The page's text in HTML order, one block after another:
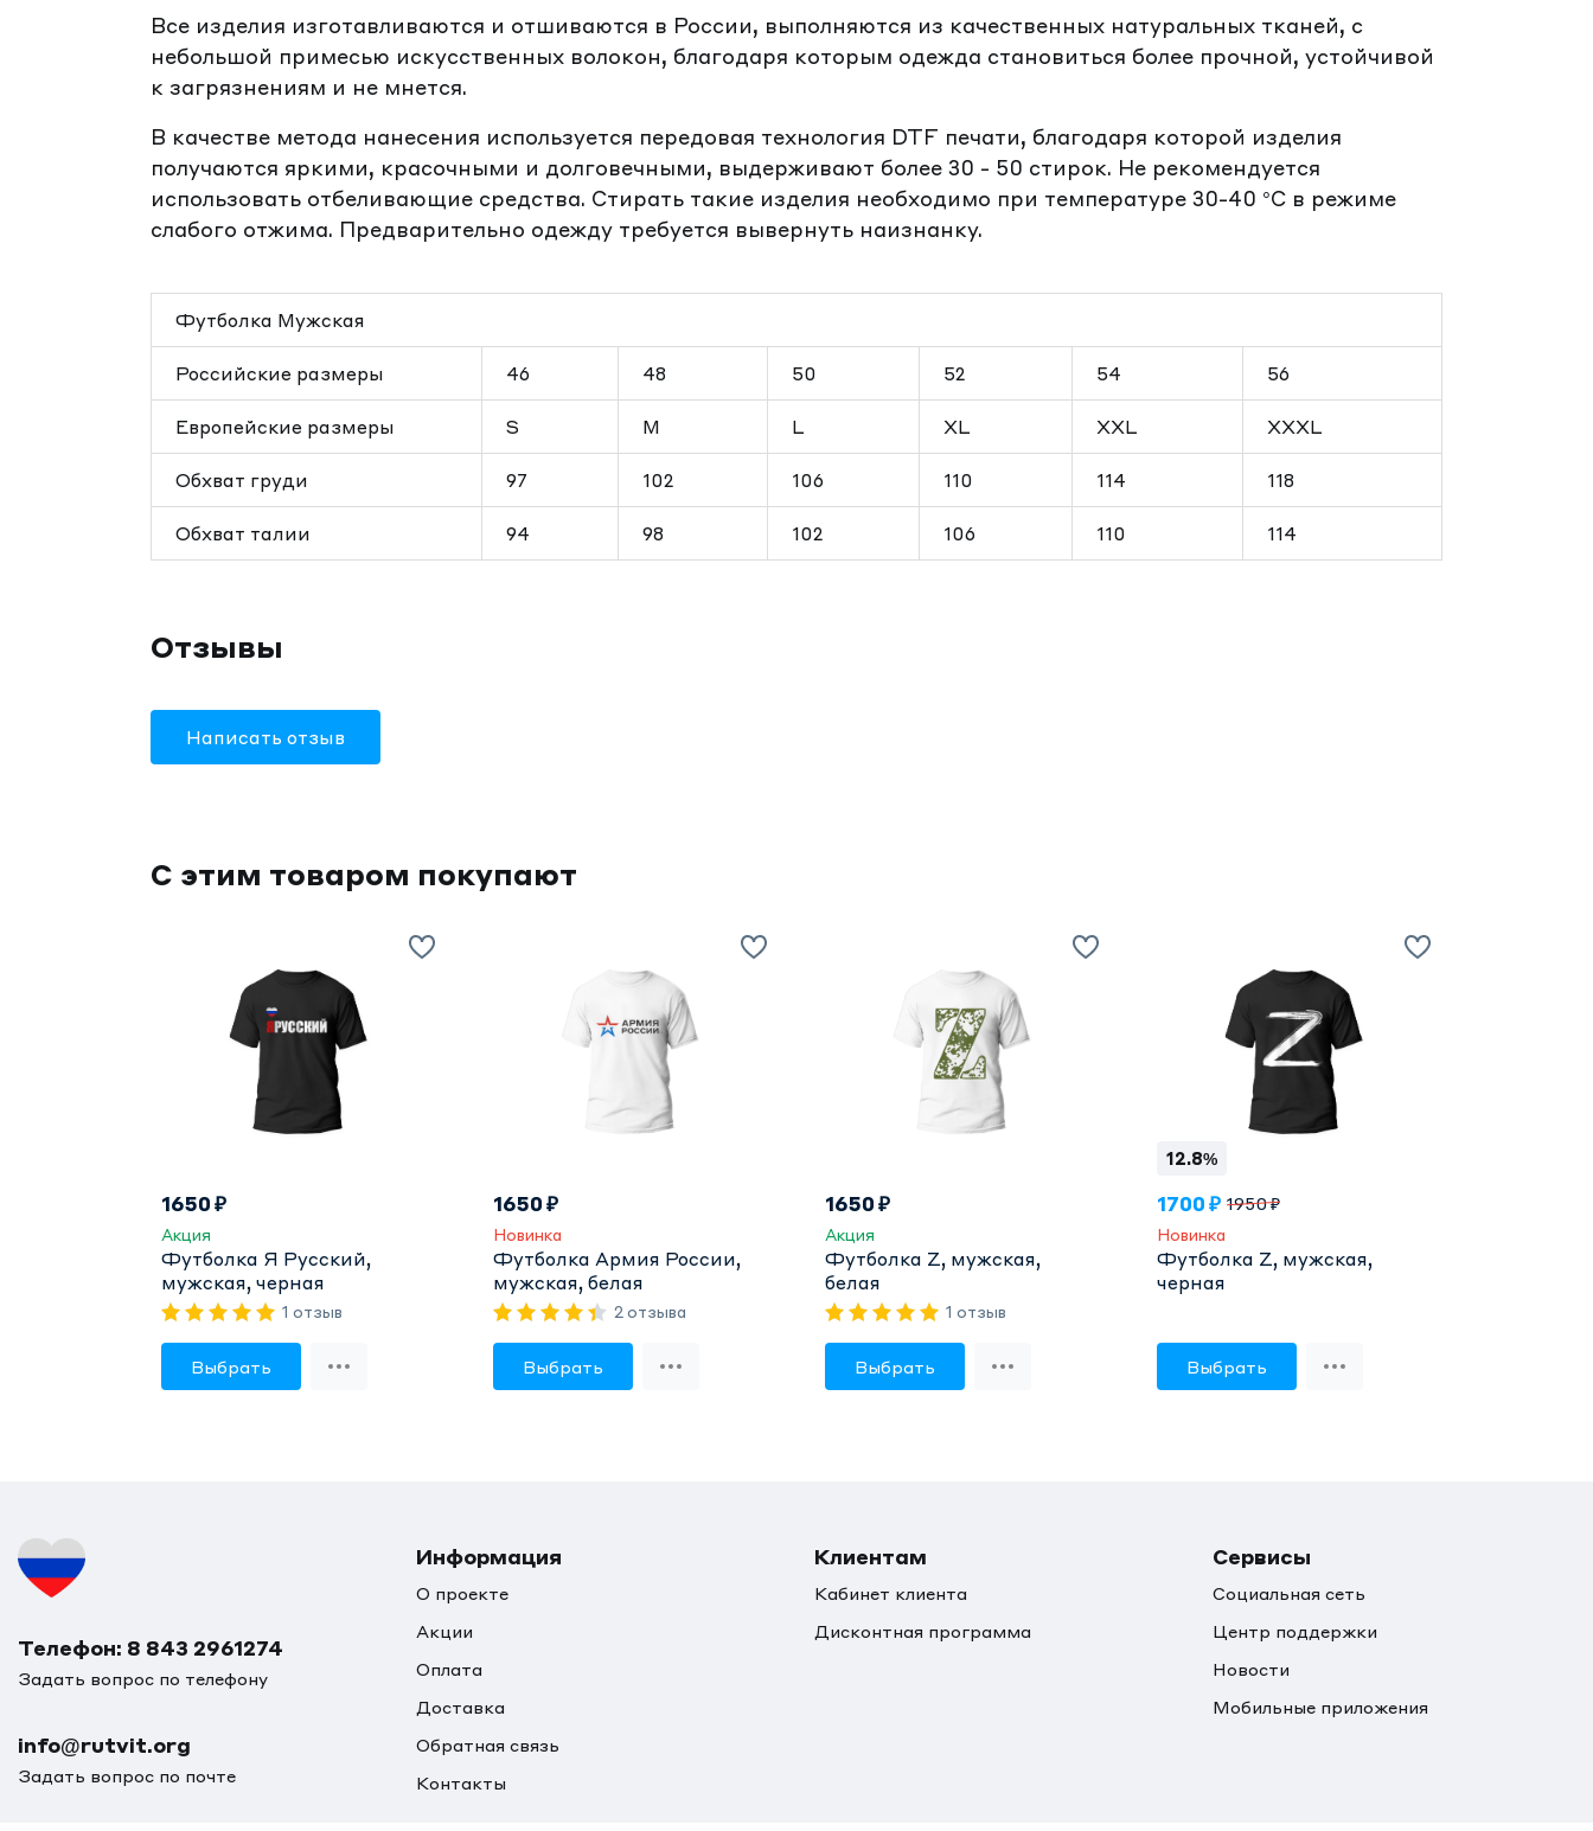
Все изделия изготавливаются и отшиваются в России, выполняются из качественных натуральных тканей, с
небольшой примесью искусственных волокон, благодаря которым одежда становиться более прочной, устойчивой
к загрязнениям и не мнется.
В качестве метода нанесения используется передовая технология DTF печати, благодаря которой изделия
получаются яркими, красочными и долговечными, выдерживают более 30 - 50 стирок. Не рекомендуется
использовать отбеливающие средства. Стирать такие изделия необходимо при температуре 30-40 °C в режиме
слабого отжима. Предварительно одежду требуется вывернуть наизнанку.
Футболка Мужская
Российские размеры 46 48 50 52 54 56
Европейские размеры S M L XL XXL XXXL
Обхват груди 97 102 106 110 114 118
Обхват талии 94 98 102 106 110 114
Отзывы
Написать отзыв
С этим товаром покупают
1650 ₽
Акция
Футболка Я Русский,
мужская, черная
1 отзыв
Выбрать
1650 ₽
Новинка
Футболка Армия России,
мужская, белая
2 отзыва
Выбрать
1650 ₽
Акция
Футболка Z, мужская,
белая
1 отзыв
Выбрать
12.8%
1700 ₽ 1950 ₽
Новинка
Футболка Z, мужская,
черная
Выбрать
Телефон: 8 843 2961274
Задать вопрос по телефону
info@rutvit.org
Задать вопрос по почте
Информация
О проекте
Акции
Оплата
Доставка
Обратная связь
Контакты
Клиентам
Кабинет клиента
Дисконтная программа
Сервисы
Социальная сеть
Центр поддержки
Новости
Мобильные приложения